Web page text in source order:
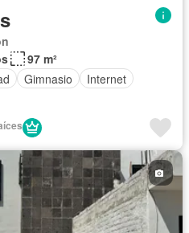
97 m²
Gimnasio
Internet